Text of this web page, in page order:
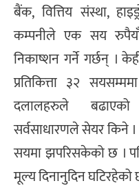
बैंक, वित्तिय संस्था,
कम्पनीले एक सय रुपैयाँ
निकाष्शन गर्ने गर्छन् ।
प्रतिकित्ता ३२
दलालहरुले
सर्वसाधारणले सेयर किने
सयमा झपरिसकेको छ ।
मूल्य दिनानुदिन घटिरहेको